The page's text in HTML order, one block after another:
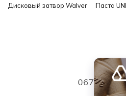
Дисковый затвор Walver Паста
067 339